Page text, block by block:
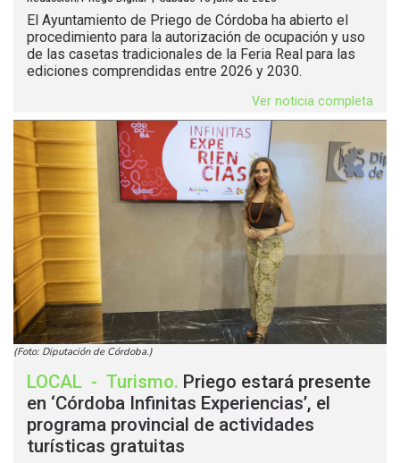
El Ayuntamiento de Priego de Córdoba ha abierto el
procedimiento para la autorización de ocupación y uso
de las casetas tradicionales de la Feria Real para las
ediciones comprendidas entre 2026 y 2030.
Ver noticia completa
(Foto: Diputación de Córdoba.)
LOCAL - Turismo. Priego estará presente
en ‘Córdoba Infinitas Experiencias’, el
programa provincial de actividades
turísticas gratuitas